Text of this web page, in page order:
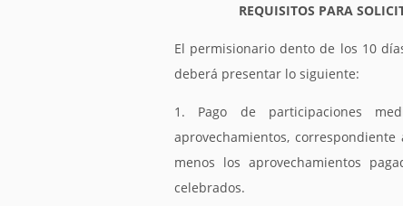
REQUISITOS PARA
El permisionario dento de los 10
deberá presentar lo siguiente:
1. Pago de participaciones
aprovechamientos,
menos los aprovechamientos
celebrados.